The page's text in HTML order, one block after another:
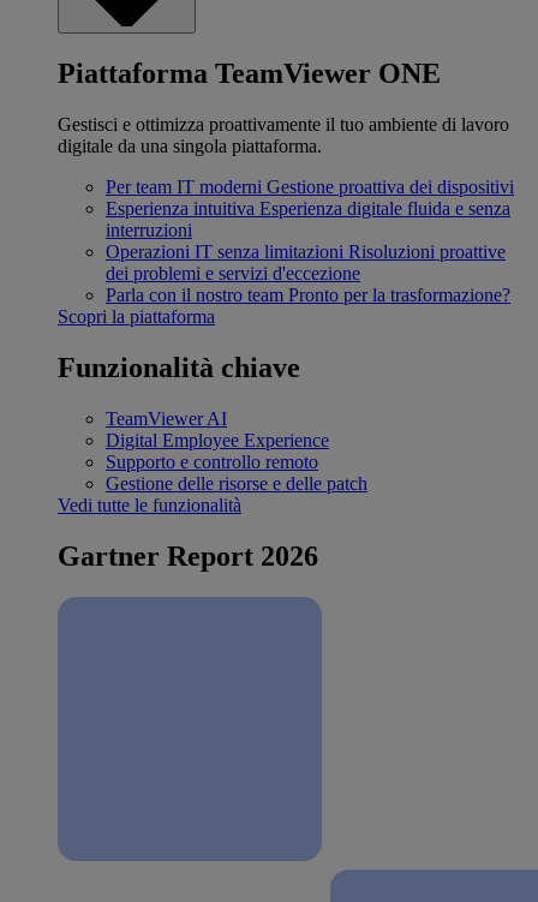
Piattaforma TeamViewer ONE
Gestisci e ottimizza proattivamente il tuo ambiente di lavoro
digitale da una singola piattaforma.
Per team IT moderni Gestione proattiva dei dispositivi
Esperienza intuitiva Esperienza digitale fluida e senza
interruzioni
Operazioni IT senza limitazioni Risoluzioni proattive
dei problemi e servizi d'eccezione
Parla con il nostro team Pronto per la trasformazione?
Scopri la piattaforma
Funzionalità chiave
TeamViewer AI
Digital Employee Experience
Supporto e controllo remoto
Gestione delle risorse e delle patch
Vedi tutte le funzionalità
Gartner Report 2026